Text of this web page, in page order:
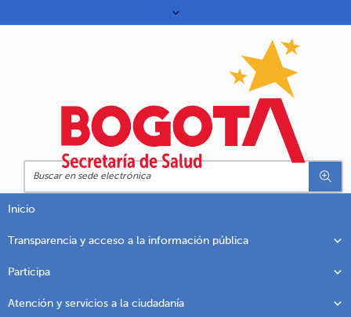
Inicio
Transparencia y acceso a la información pública
Participa
Atención y servicios a la ciudadanía